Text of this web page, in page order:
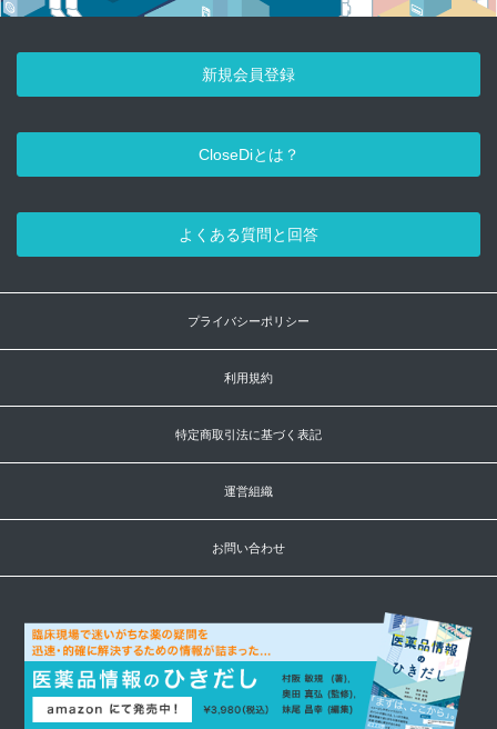
新規会員登録
CloseDiとは？
よくある質問と回答
プライバシーポリシー
利用規約
特定商取引法に基づく表記
運営組織
お問い合わせ